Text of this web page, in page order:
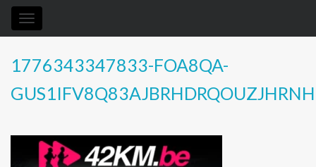
Toggle
navigation
1776343347833-FOA8QA-